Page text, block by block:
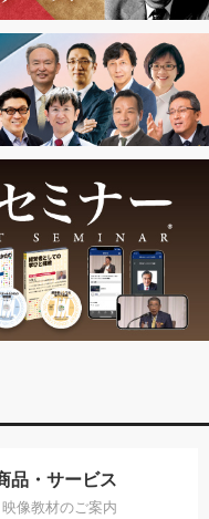
品・サービス
像教材のご案内